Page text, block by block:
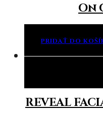
On
PRIDAŤ DO
REVEAL